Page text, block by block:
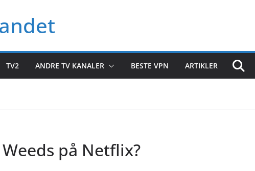
TV2 ANDRE TV KANALER BESTE VPN ARTIKLER
på Netflix?